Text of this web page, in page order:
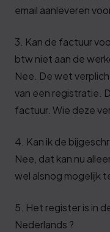
email aanleveren
3. Kan de factuur
btw niet aan de
Nee. De wet
van een registratie.
factuur. Wie deze
4. Kan ik de
Nee, dat kan nu
wel alsnog mogelijk
5. Het register is in
Nederlands ?